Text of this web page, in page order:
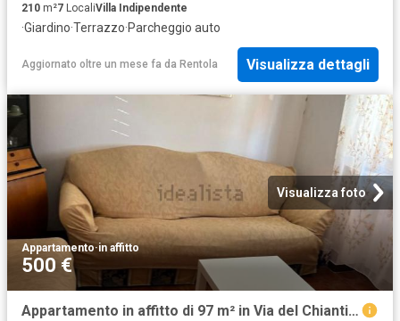
210 m²7 LocaliVilla Indipendente
·Giardino·Terrazzo·Parcheggio auto
Aggiornato oltre un mese fa da Rentola Visualizza dettagli
Visualizza foto
Appartamento·in affitto
500 €
Appartamento in affitto di 97 m² in Via del Chianti Classico, 52